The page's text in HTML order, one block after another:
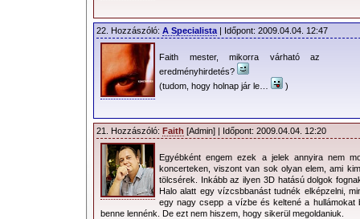
22. Hozzászóló: A Specialista | Időpont: 2009.04.04. 12:47
Faith mester, mikorra várható az
eredményhirdetés?
(tudom, hogy holnap jár le…
)
21. Hozzászóló: Faith [Admin] | Időpont: 2009.04.04. 12:20
Egyébként engem ezek a jelek annyira nem
koncerteken, viszont van sok olyan elem, ami
tölcsérek. Inkább az ilyen 3D hatású dolgok
Halo alatt egy vízcsbbanást tudnék elképzelni,
egy nagy csepp a vízbe és keltené a
benne lennénk. De ezt nem hiszem, hogy sikerül megoldaniuk.